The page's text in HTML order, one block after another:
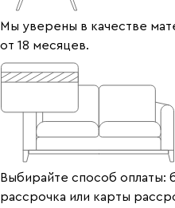
Мы уверены в качестве
от 18 месяцев.
Выбирайте способ оплаты:
рассрочка или карты